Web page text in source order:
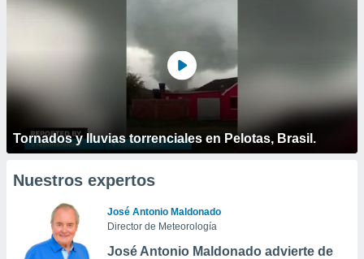
Tornados y lluvias torrenciales en Pelotas, Brasil.
Nuestros expertos
José Antonio Maldonado
Director de Meteorología
José Antonio Maldonado advierte de